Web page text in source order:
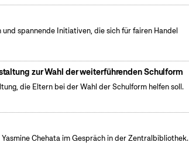
spannende Initiativen, die sich für fairen Handel
zur Wahl der weiterführenden Schulform
die Eltern bei der Wahl der Schulform helfen soll.
Chehata im Gespräch in der Zentralbibliothek.